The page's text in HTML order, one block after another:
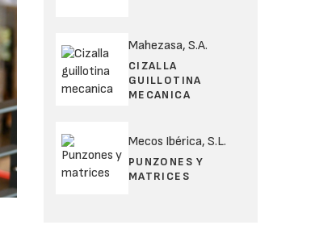
Mahezasa, S.A.
CIZALLA
GUILLOTINA
MECANICA
Mecos Ibérica, S.L.
PUNZONES Y
MATRICES